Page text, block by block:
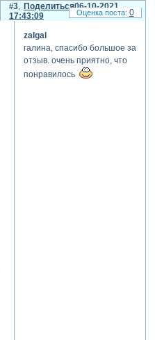
Поделиться
3
06-10-2021
17:43:09
zalgal
галина, спасибо большое за
отзыв. очень приятно, что
понравилось
0